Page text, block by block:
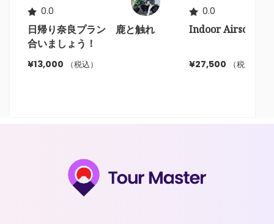
0.0
日帰り奈良プラン 鹿と触れ
合いましょう！
¥13,000 （税込）
0.0
Indoor Airsoft In
¥27,500 （税込）